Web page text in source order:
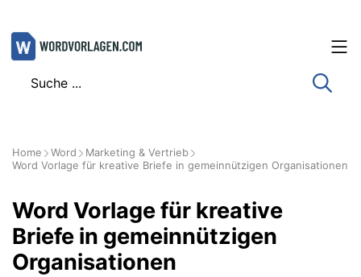
Zum
Inhalt
Home Word
Marketing & Vertrieb
Word Vorlage für kreative Briefe in gemeinnützigen Organisationen
Word Vorlage für kreative
Briefe in gemeinnützigen
Organisationen